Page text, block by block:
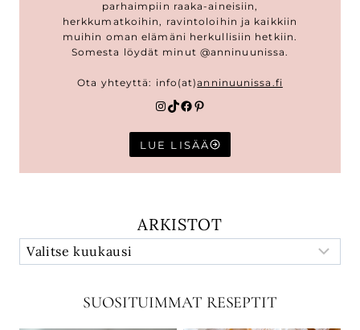
parhaimpiin raaka-aineisiin,
herkkumatkoihin, ravintoloihin ja kaikkiin
muihin oman elämäni herkullisiin hetkiin.
Somesta löydät minut @anninuunissa.
Ota yhteyttä: info(at)anninuunissa.fi
Instagram
TikTok
Facebook
Pinterest
LUE LISÄÄ
ARKISTOT
SUOSITUIMMAT RESEPTIT